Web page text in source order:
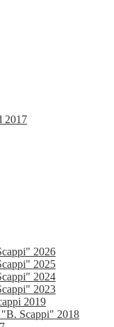
2017
2026
2025
2024
2023
2019
"B. Scappi" 2018